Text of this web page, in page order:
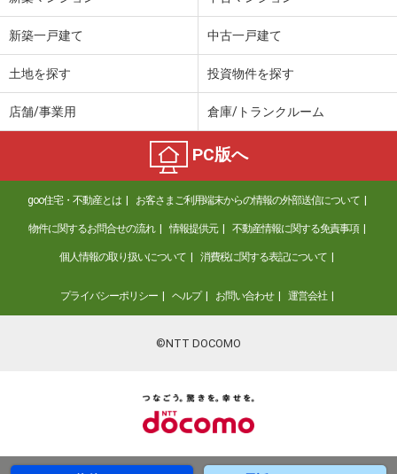
新築一戸建て 中古一戸建て
土地を探す 投資物件を探す
店舗/事業用 倉庫/トランクルーム
PC版へ
goo住宅・不動産とは お客さまご利用端末からの情報の外部送信について
物件に関するお問合せの流れ 情報提供元 不動産情報に関する免責事項
個人情報の取り扱いについて 消費税に関する表記について
プライバシーポリシー ヘルプ お問い合わせ 運営会社
©NTT DOCOMO